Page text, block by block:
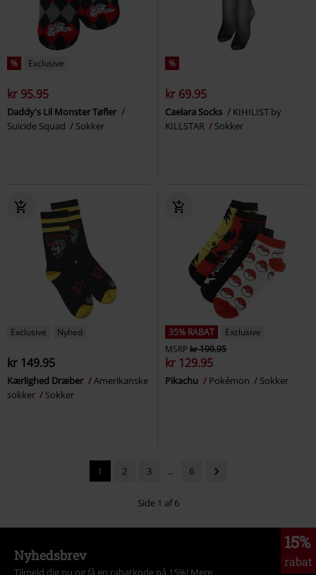
% Exclusive
kr 95.95
Daddy's Lil Monster Tøfler
Suicide Squad
Sokker
%
kr 69.95
Caelara Socks
KIHILIST by
KILLSTAR
Sokker
Exclusive Nyhed
kr 149.95
Kærlighed Dræber
Amerikanske
sokker
Sokker
35% RABAT
Exclusive
MSRPkr 199.95
kr 129.95
Pikachu Pokémon Sokker
1 2 3 ... 6
Side 1 af 6
15%
rabat
Nyhedsbrev
Tilmeld dig nu og få en rabatkode på 15%! Mere